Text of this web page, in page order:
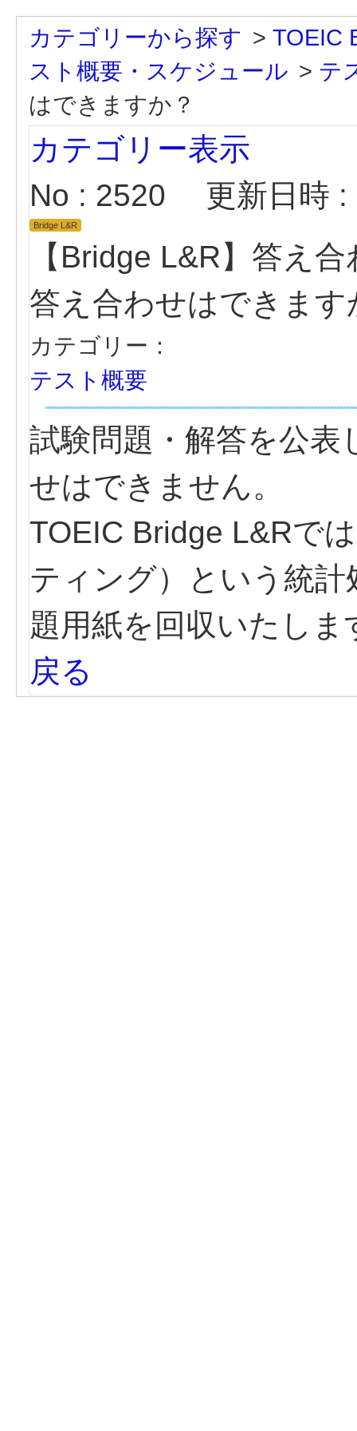
カテゴリーから探す > TOEIC
スト概要・スケジュール > テ
はできますか？
カテゴリー表示
No : 2520
更新日時
Bridge L&R
【Bridge L&R】答え
答え合わせはできます
カテゴリー：
テスト概要
試験問題・解答を公
せはできません。
TOEIC Bridge L&Rで
ティング）という統
題用紙を回収いたしま
戻る